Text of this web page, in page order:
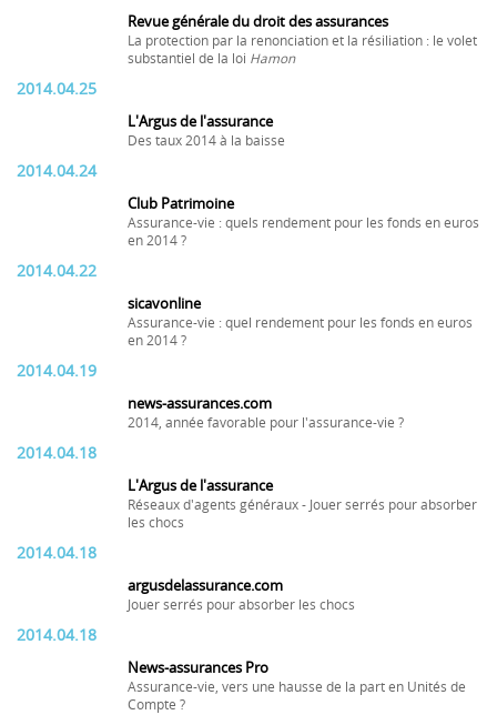
Revue générale du droit des assurances
La protection par la renonciation et la résiliation : le volet
substantiel de la loi Hamon
2014.04.25
L'Argus de l'assurance
Des taux 2014 à la baisse
2014.04.24
Club Patrimoine
Assurance-vie : quels rendement pour les fonds en euros
en 2014 ?
2014.04.22
sicavonline
Assurance-vie : quel rendement pour les fonds en euros
en 2014 ?
2014.04.19
news-assurances.com
2014, année favorable pour l'assurance-vie ?
2014.04.18
L'Argus de l'assurance
Réseaux d'agents généraux - Jouer serrés pour absorber
les chocs
2014.04.18
argusdelassurance.com
Jouer serrés pour absorber les chocs
2014.04.18
News-assurances Pro
Assurance-vie, vers une hausse de la part en Unités de
Compte ?